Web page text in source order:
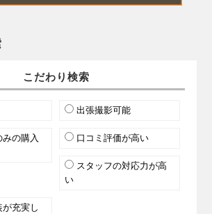
こだわり検索
出張撮影可能
の購入
口コミ評価が高い
スタッフの対応力が高
い
が充実し